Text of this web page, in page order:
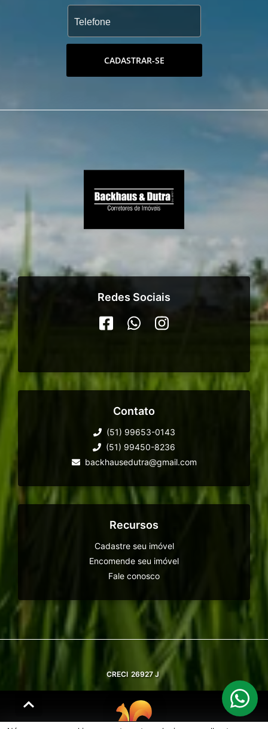
CADASTRAR-SE
Redes Sociais
Contato
(51) 99653-0143
(51) 99450-8236
backhausedutra@gmail.com
Recursos
Cadastre seu imóvel
Encomende seu imóvel
Fale conosco
CRECI 26927 J